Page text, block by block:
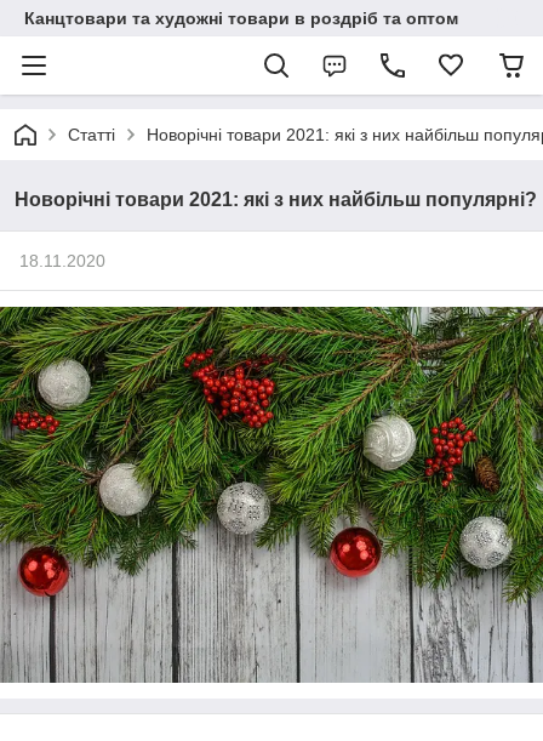
Канцтовари та художні товари в роздріб та оптом
Статті Новорічні товари 2021: які з них найбільш
Новорічні товари 2021: які з них найбільш популярні?
18.11.2020